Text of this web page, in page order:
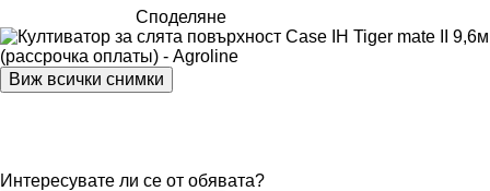
Споделяне
Виж всички снимки
Интересувате ли се от обявата?